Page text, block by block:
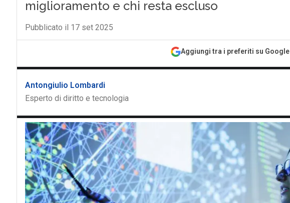
miglioramento e chi resta escluso
Pubblicato il 17 set 2025
Aggiungi tra i preferiti su Google
Antongiulio Lombardi
Esperto di diritto e tecnologia